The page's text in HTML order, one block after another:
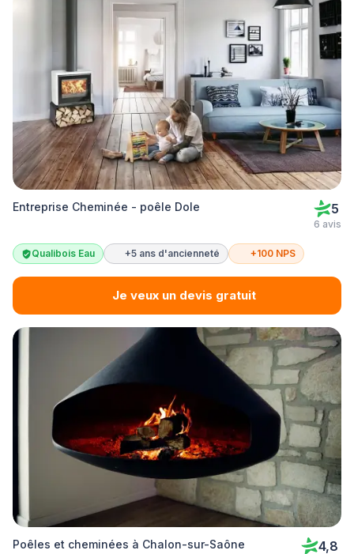
Entreprise Cheminée - poêle Dole 5
6 avis
Qualibois Eau +5 ans d'ancienneté +100 NPS
Je veux un devis gratuit
Poêles et cheminées à Chalon-sur-Saône 4,8